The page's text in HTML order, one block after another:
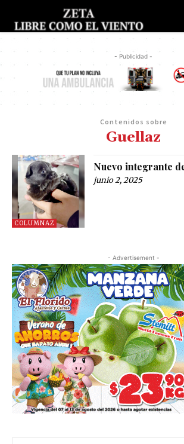
- Publicidad -
Contenidos sobre
Guellaz
COLUMNAZ
Nuevo integrante
junio 2, 2025
- Advertisement -